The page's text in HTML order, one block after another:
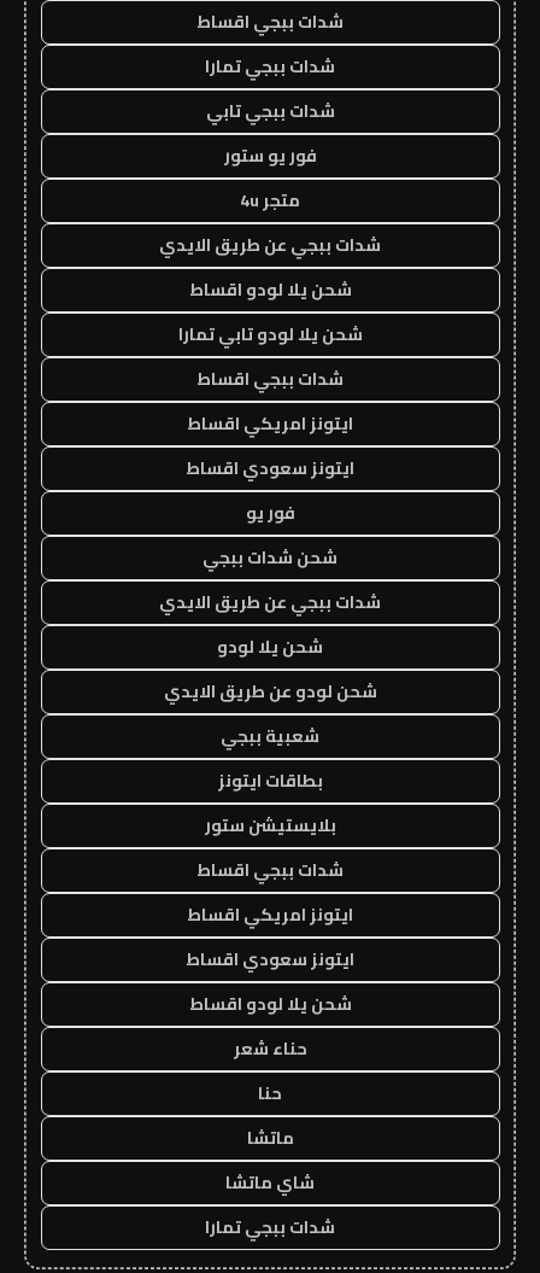
شدات ببجي اقساط
شدات ببجي تمارا
شدات ببجي تابي
فور يو ستور
متجر 4u
شدات ببجي عن طريق الايدي
شحن يلا لودو اقساط
شحن يلا لودو تابي تمارا
شدات ببجي اقساط
ايتونز امريكي اقساط
ايتونز سعودي اقساط
فور يو
شحن شدات ببجي
شدات ببجي عن طريق الايدي
شحن يلا لودو
شحن لودو عن طريق الايدي
شعبية ببجي
بطاقات ايتونز
بلايستيشن ستور
شدات ببجي اقساط
ايتونز امريكي اقساط
ايتونز سعودي اقساط
شحن يلا لودو اقساط
حناء شعر
حنا
ماتشا
شاي ماتشا
شدات ببجي تمارا